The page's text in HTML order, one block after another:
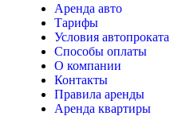
Аренда авто
Тарифы
Условия автопроката
Способы оплаты
О компании
Контакты
Правила аренды
Аренда квартиры